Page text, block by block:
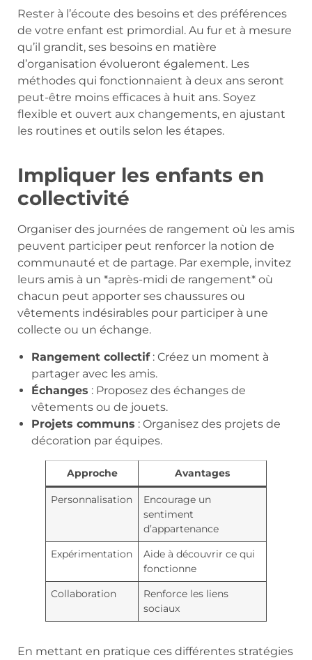
Rester à l’écoute des besoins et des préférences
de votre enfant est primordial. Au fur et à mesure
qu’il grandit, ses besoins en matière
d’organisation évolueront également. Les
méthodes qui fonctionnaient à deux ans seront
peut-être moins efficaces à huit ans. Soyez
flexible et ouvert aux changements, en ajustant
les routines et outils selon les étapes.
Impliquer les enfants en
collectivité
Organiser des journées de rangement où les amis
peuvent participer peut renforcer la notion de
communauté et de partage. Par exemple, invitez
leurs amis à un *après-midi de rangement* où
chacun peut apporter ses chaussures ou
vêtements indésirables pour participer à une
collecte ou un échange.
Rangement collectif: Créez un moment à
partager avec les amis.
Échanges : Proposez des échanges de
vêtements ou de jouets.
Projets communs : Organisez des projets de
décoration par équipes.
Approche Avantages
Personnalisation
Encourage un
sentiment
d’appartenance
Expérimentation
Aide à découvrir ce qui
fonctionne
Collaboration
Renforce les liens
sociaux
En mettant en pratique ces différentes stratégies